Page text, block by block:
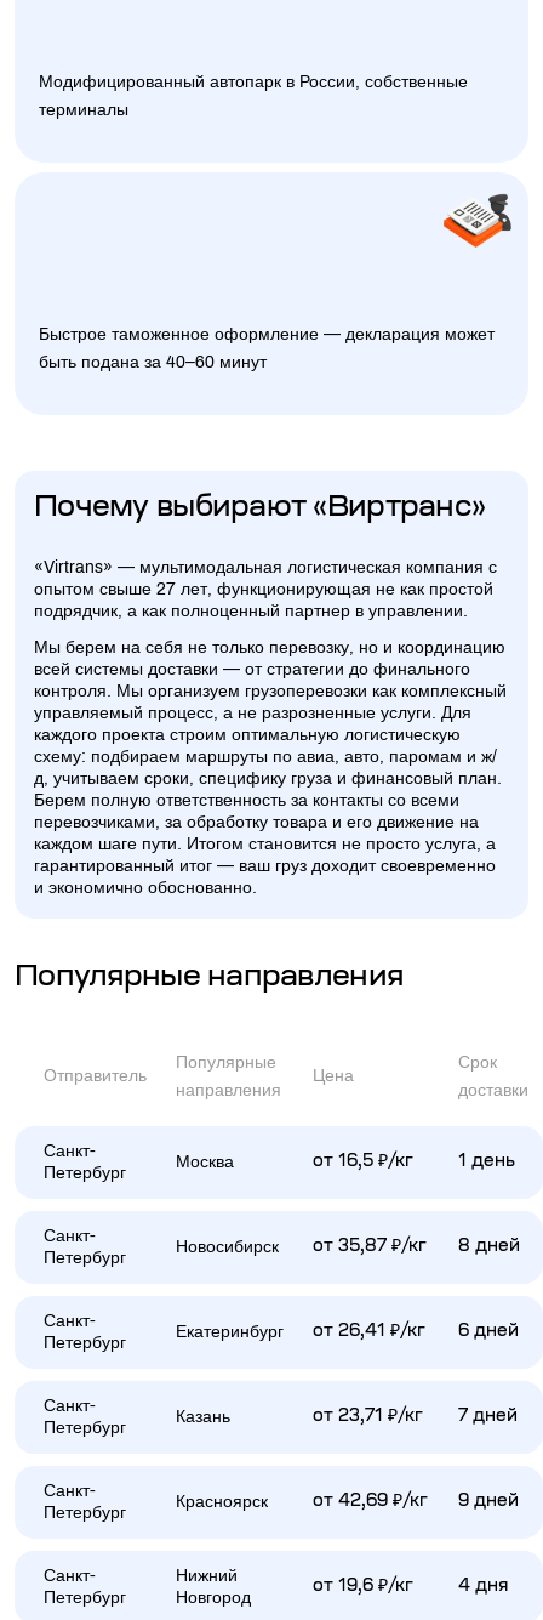
Модифицированный автопарк в России, собственные
терминалы
Быстрое таможенное оформление — декларация может
быть подана за 40–60 минут
Почему выбирают «Виртранс»
«Virtrans» — мультимодальная логистическая компания с
опытом свыше 27 лет, функционирующая не как простой
подрядчик, а как полноценный партнер в управлении.
Мы берем на себя не только перевозку, но и координацию
всей системы доставки — от стратегии до финального
контроля. Мы организуем грузоперевозки как комплексный
управляемый процесс, а не разрозненные услуги. Для
каждого проекта строим оптимальную логистическую
схему: подбираем маршруты по авиа, авто, паромам и ж/
д, учитываем сроки, специфику груза и финансовый план.
Берем полную ответственность за контакты со всеми
перевозчиками, за обработку товара и его движение на
каждом шаге пути. Итогом становится не просто услуга, а
гарантированный итог — ваш груз доходит своевременно
и экономично обоснованно.
Популярные направления
Отправитель
Популярные
направления
Цена
Срок
доставки
Санкт-
Петербург
Москва от 16,5 ₽/кг 1 день
Санкт-
Петербург
Новосибирск от 35,87 ₽/кг 8 дней
Санкт-
Петербург
Екатеринбург от 26,41 ₽/кг 6 дней
Санкт-
Петербург
Казань от 23,71 ₽/кг 7 дней
Санкт-
Петербург
Красноярск от 42,69 ₽/кг 9 дней
Санкт-
Петербург
Нижний
Новгород
от 19,6 ₽/кг 4 дня